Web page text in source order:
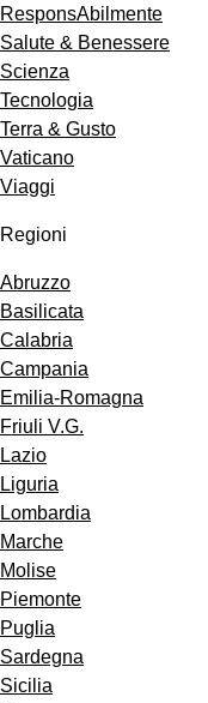
ResponsAbilmente
Salute & Benessere
Scienza
Tecnologia
Terra & Gusto
Vaticano
Viaggi
Regioni
Abruzzo
Basilicata
Calabria
Campania
Emilia-Romagna
Friuli V.G.
Lazio
Liguria
Lombardia
Marche
Molise
Piemonte
Puglia
Sardegna
Sicilia